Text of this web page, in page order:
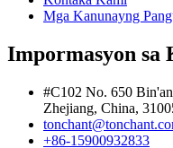
Mga Kanunayng
Impormasyon sa
#C102 No. 650
Zhejiang, China,
+86-15900932833